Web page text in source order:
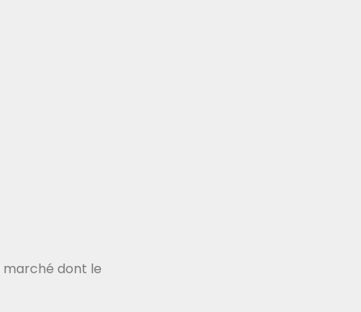
marché dont le